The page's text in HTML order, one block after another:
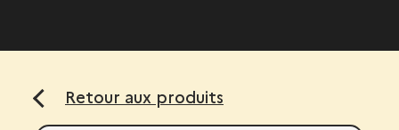
Retour aux produits